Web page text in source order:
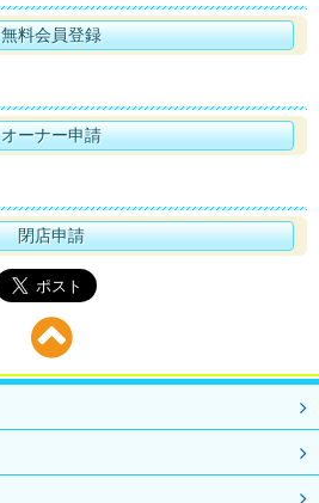
無料会員登録
オーナー申請
閉店申請